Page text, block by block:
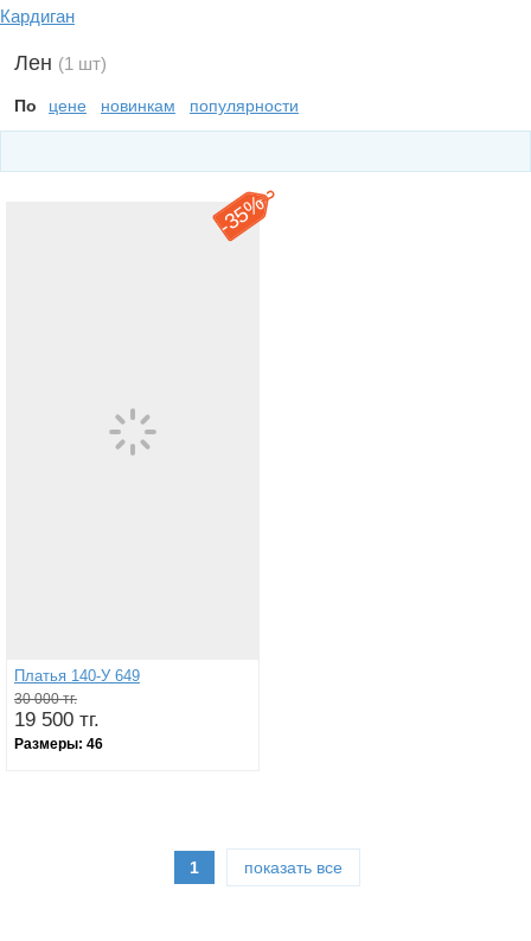
Кардиган
Лен (1 шт)
По цене новинкам популярности
-
35%
Платья 140-У 649
30 000 тг.
19 500 тг.
Размеры: 46
1 показать все